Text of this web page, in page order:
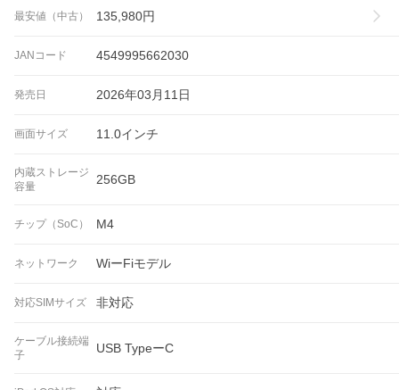
最安値（中古） 135,980円
JANコード 4549995662030
発売日 2026年03月11日
画面サイズ 11.0インチ
内蔵ストレージ
容量
256GB
チップ（SoC） M4
ネットワーク WiーFiモデル
対応SIMサイズ 非対応
ケーブル接続端
子
USB TypeーC